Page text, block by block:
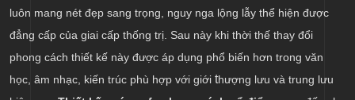
luôn mang nét đẹp sang trọng, nguy nga lộng lẫy thể hiện được
đẳng cấp của giai cấp thống trị. Sau này khi thời thế thay đổi
phong cách thiết kế này được áp dụng phổ biến hơn trong văn
học, âm nhạc, kiến trúc phù hợp với giới thượng lưu và trung lưu